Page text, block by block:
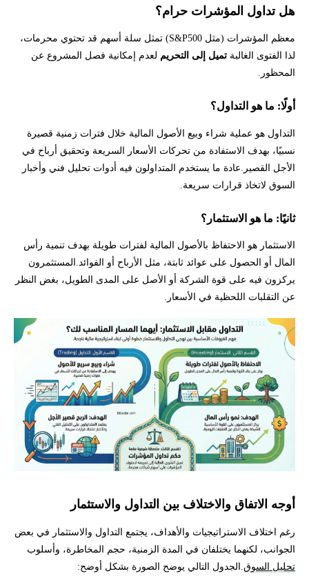
هل تداول المؤشرات حرام؟
معظم المؤشرات (مثل S&P500) تمثل سلة أسهم قد تحتوي محرمات،
لذا الفتوى الغالبة تميل إلى التحريم لعدم إمكانية فصل المشروع عن
المحظور.
أولًا: ما هو التداول؟
التداول هو عملية شراء وبيع الأصول المالية خلال فترات زمنية قصيرة
نسبيًا، بهدف الاستفادة من تحركات الأسعار السريعة وتحقيق أرباح في
الأجل القصير.عادة ما يستخدم المتداولون فيه أدوات تحليل فني وأخبار
السوق لاتخاذ قرارات سريعة.
ثانيًا: ما هو الاستثمار؟
الاستثمار هو الاحتفاظ بالأصول المالية لفترات طويلة بهدف تنمية رأس
المال أو الحصول على عوائد ثابتة، مثل الأرباح أو الفوائد.المستثمرون
يركزون فيه على قوة الشركة أو الأصل على المدى الطويل، بغض النظر
عن التقلبات اللحظية في الأسعار.
أوجه الاتفاق والاختلاف بين التداول والاستثمار
رغم اختلاف الاستراتيجيات والأهداف، يجتمع التداول والاستثمار في بعض
الجوانب، لكنهما يختلفان في المدة الزمنية، حجم المخاطرة، وأسلوب
تحليل السوق .الجدول التالي يوضح الصورة بشكل أوضح: